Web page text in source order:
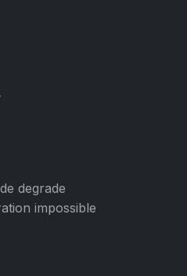
degrade
impossible